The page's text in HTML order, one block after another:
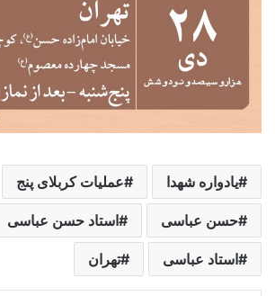
یادواره شهدا عملیات کربلای پنج
حسن عباسی استاد حسن عباسی
استاد عباسی تهران